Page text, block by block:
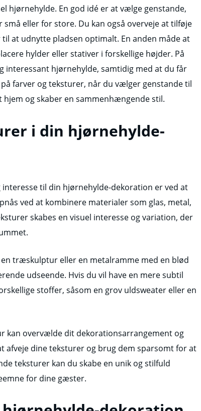
hjørnehylde. En god idé er at vælge genstande,
eller for store. Du kan også overveje at tilføje
at udnytte pladsen optimalt. En anden måde at
hylder eller stativer i forskellige højder. På
interessant hjørnehylde, samtidig med at du får
farver og teksturer, når du vælger genstande til
og skaber en sammenhængende stil.
i din hjørnehylde-
til din hjørnehylde-dekoration er ved at
ved at kombinere materialer som glas, metal,
skabes en visuel interesse og variation, der
træskulptur eller en metalramme med en blød
udseende. Hvis du vil have en mere subtil
stoffer, såsom en grov uldsweater eller en
kan overvælde dit dekorationsarrangement og
afveje dine teksturer og brug dem sparsomt for at
teksturer kan du skabe en unik og stilfuld
for dine gæster.